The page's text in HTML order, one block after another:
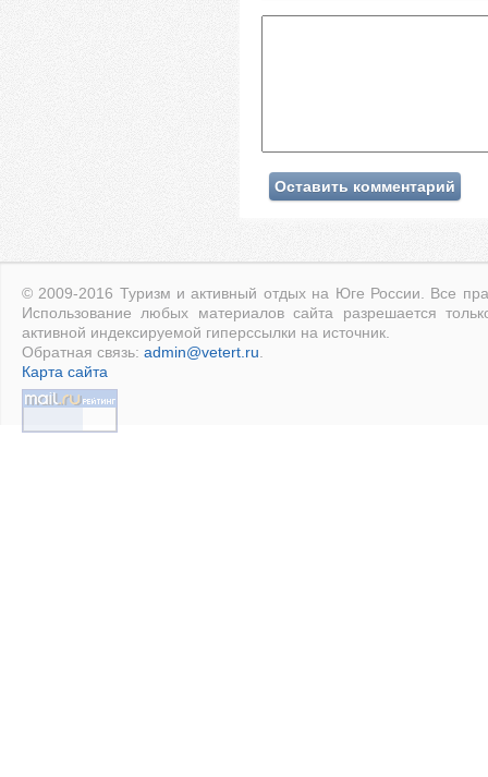
© 2009-2016 Туризм и активный отдых на Юге России. Все
Использование любых материалов сайта разрешается
активной индексируемой гиперссылки на источник.
Обратная связь: admin@vetert.ru
Карта сайта